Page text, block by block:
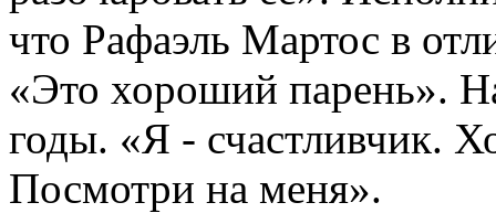
что Рафаэль Мартос в
«Это хороший парень».
годы. «Я - счастливчик.
Посмотри на меня».